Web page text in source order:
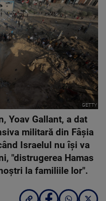
GETTY
Yoav Gallant, a dat
militară din Fâşia
Israelul nu îşi va
"distrugerea Hamas
la familiile lor".